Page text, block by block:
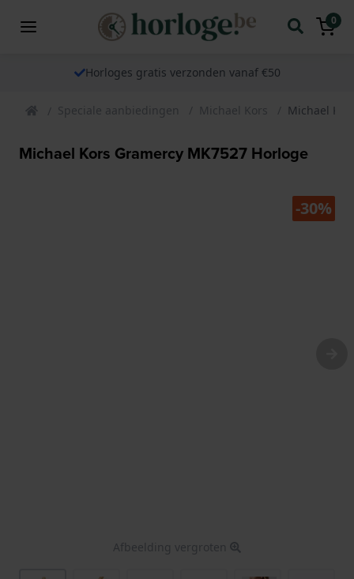
0
Horloges gratis verzonden vanaf €50
Speciale aanbiedingen Michael Kors Michael
Michael Kors Gramercy MK7527 Horloge
-30%
Afbeelding vergroten